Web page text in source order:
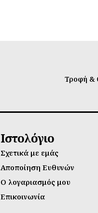
Τροφή &
Ιστολόγιο
Σχετικά με εμάς
Αποποίηση Ευθυνών
Ο λογαριασμός μου
Επικοινωνία